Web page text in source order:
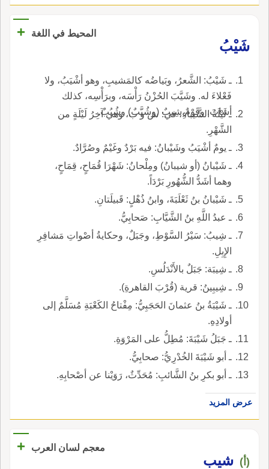
المحيط في اللغة
+
شَيْبُ
ـ شَيْبُ: الشَّعرُ، وبَياضُه كالمَشيبِ، وهو أشْيَبُ، ولا
فَعْلاءَ له. وشَيَّبَ الحُزْنُ رَأْسَه، وبرَأْسِه، كذلك
أشابَ. وقَوْمٌ شِيبٌ (وشُيَّبٌ) وشُيُبٌ.
ـ لَيْلَةُ الشَّيباءِ، في: ش و ب، وهي آخِرُ لَيْلَةٍ من
الشَّهْرِ.
ـ يومٌ أشْيَبُ وشَيْبانُ: فيه بَرْدٌ وغَيْمٌ وصُرَّادٌ.
ـ شَيْبانُ (أو شيبانُ) ومِلْحانُ: شَهْرَا قُمَاحٍ، قِمَاحٍ،
وهما أشَدُّ الشُّهُورِ بَرْدَاً.
ـ شَيْبانُ بنُ ثَعْلَبَةَ، وابنُ ذُهْلٍ: قَبيلَتانِ.
ـ عبدُ اللَّهِ بنُ الشَّيَّابِ: صَحابِيُّ.
ـ شِيبُ: سَيْرُ السَّوْطِ، وجَبَلٌ، وحكايةُ أصْواتِ مَشافِرِ
الإِبِلِ.
ـ شِيبَة: جَبَلٌ بالأَنْدَلُسِ.
ـ شِيبِينُ: قرية (قُرْبَ القاهرةِ).
ـ شَيْبَةُ بنُ عثمانَ الحَجَبِيُّ: مِفْتاحُ الكَعْبَةِ مُسَلَّمٌ إلى
أولادِهِ.
ـ جَبَلُ شَيْبَةَ: مُطِلُّ على المَرْوَةِ.
ـ أبو شَيْبَةَ الخُدْرِيُّ: صحابِيُّ.
ـ أبو بكرِ بنُ الشَّائبِ: مُحَدِّثٌ، رَوَيْنا عن أصْحابِهِ.
عرض المزيد
معجم لسان العرب +
(أ) شيب